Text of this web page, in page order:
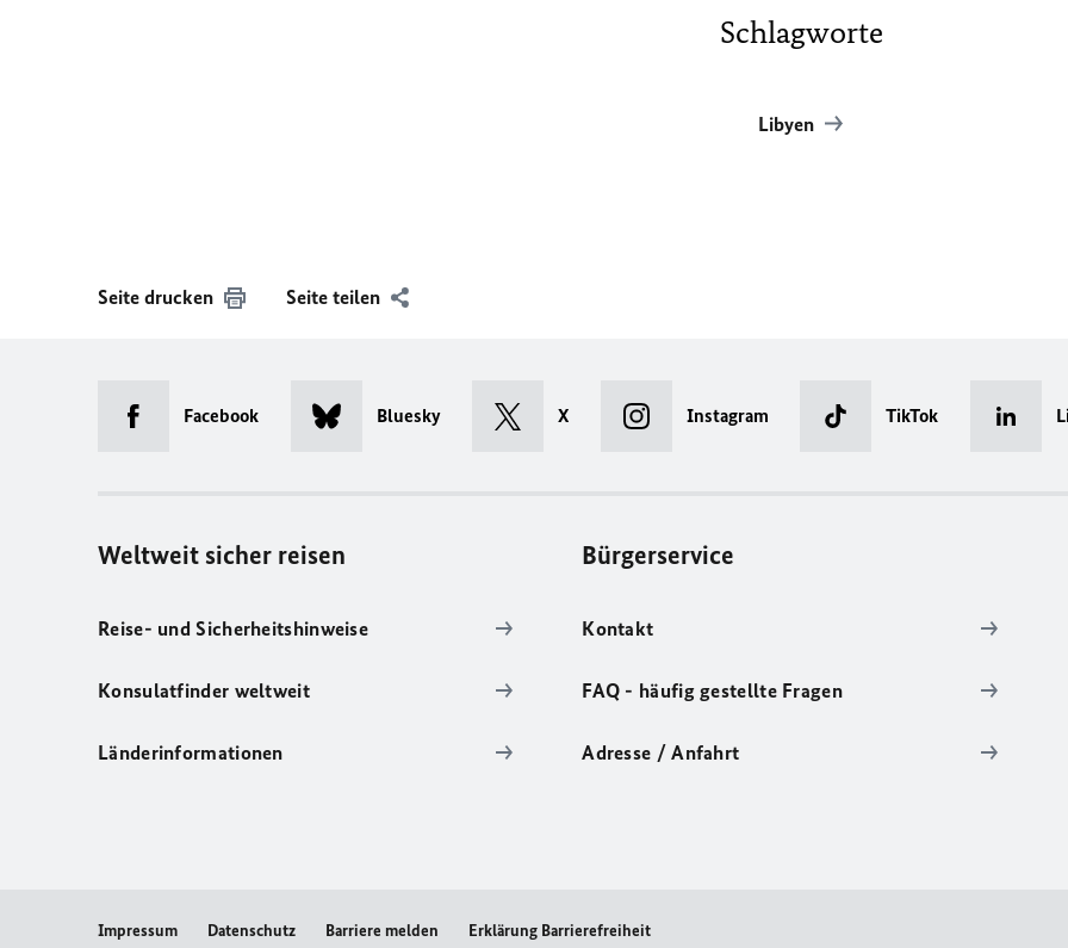
Schlagworte
Libyen
Seite drucken Seite teilen
Facebook Bluesky X Instagram TikTok
Weltweit sicher reisen
Reise- und Sicherheitshinweise
Konsulatfinder weltweit
Länderinformationen
Bürgerservice
Kontakt
FAQ - häufig gestellte Fragen
Adresse / Anfahrt
Impressum Datenschutz Barriere melden Erklärung Barrierefreiheit